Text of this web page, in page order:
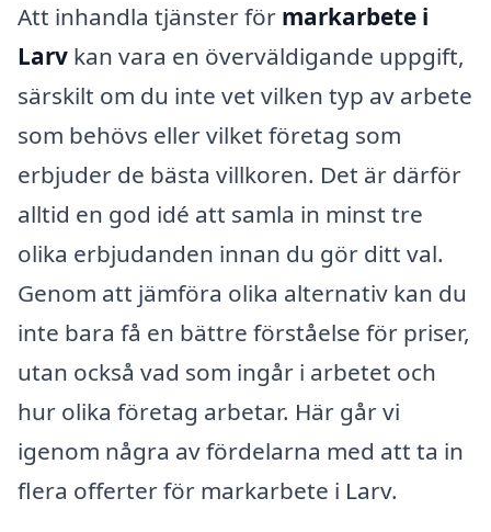
Att inhandla tjänster för markarbete i
Larv kan vara en överväldigande uppgift,
särskilt om du inte vet vilken typ av arbete
som behövs eller vilket företag som
erbjuder de bästa villkoren. Det är därför
alltid en god idé att samla in minst tre
olika erbjudanden innan du gör ditt val.
Genom att jämföra olika alternativ kan du
inte bara få en bättre förståelse för priser,
utan också vad som ingår i arbetet och
hur olika företag arbetar. Här går vi
igenom några av fördelarna med att ta in
flera offerter för markarbete i Larv.